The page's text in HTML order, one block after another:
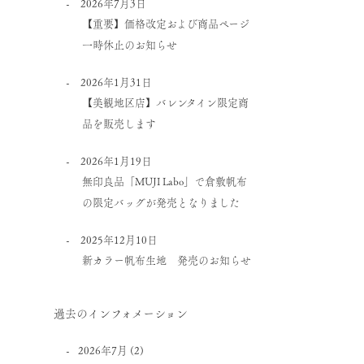
【重要】価格改定および商品ページ
一時休止のお知らせ
2026年1月31日
【美観地区店】バレンタイン限定商
品を販売します
2026年1月19日
無印良品「MUJI Labo」で倉敷帆布
の限定バッグが発売となりました
2025年12月10日
新カラー帆布生地 発売のお知らせ
過去のインフォメーション
2026年7月 (2)